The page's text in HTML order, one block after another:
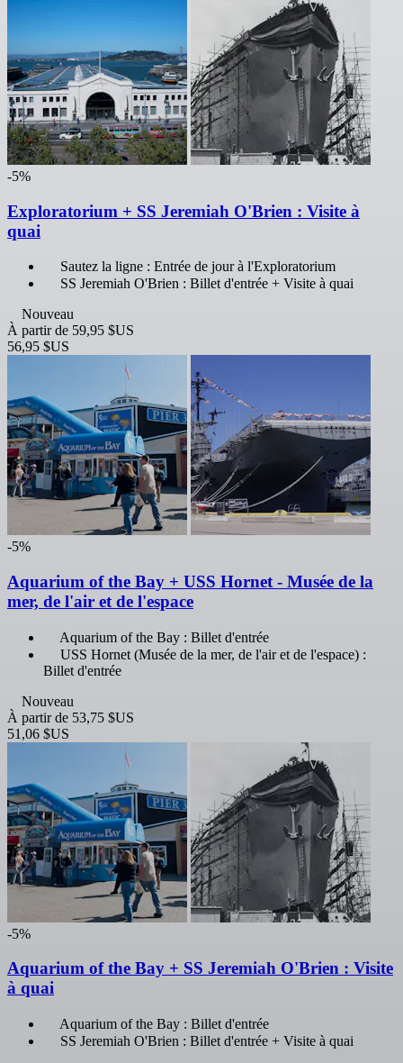
-5%
Exploratorium + SS Jeremiah O'Brien : Visite à
quai
Sautez la ligne : Entrée de jour à l'Exploratorium
SS Jeremiah O'Brien : Billet d'entrée + Visite à quai
Nouveau
À partir de 59,95 $US
56,95 $US
-5%
Aquarium of the Bay + USS Hornet - Musée de la
mer, de l'air et de l'espace
Aquarium of the Bay : Billet d'entrée
USS Hornet (Musée de la mer, de l'air et de l'espace) :
Billet d'entrée
Nouveau
À partir de 53,75 $US
51,06 $US
-5%
Aquarium of the Bay + SS Jeremiah O'Brien : Visite
à quai
Aquarium of the Bay : Billet d'entrée
SS Jeremiah O'Brien : Billet d'entrée + Visite à quai